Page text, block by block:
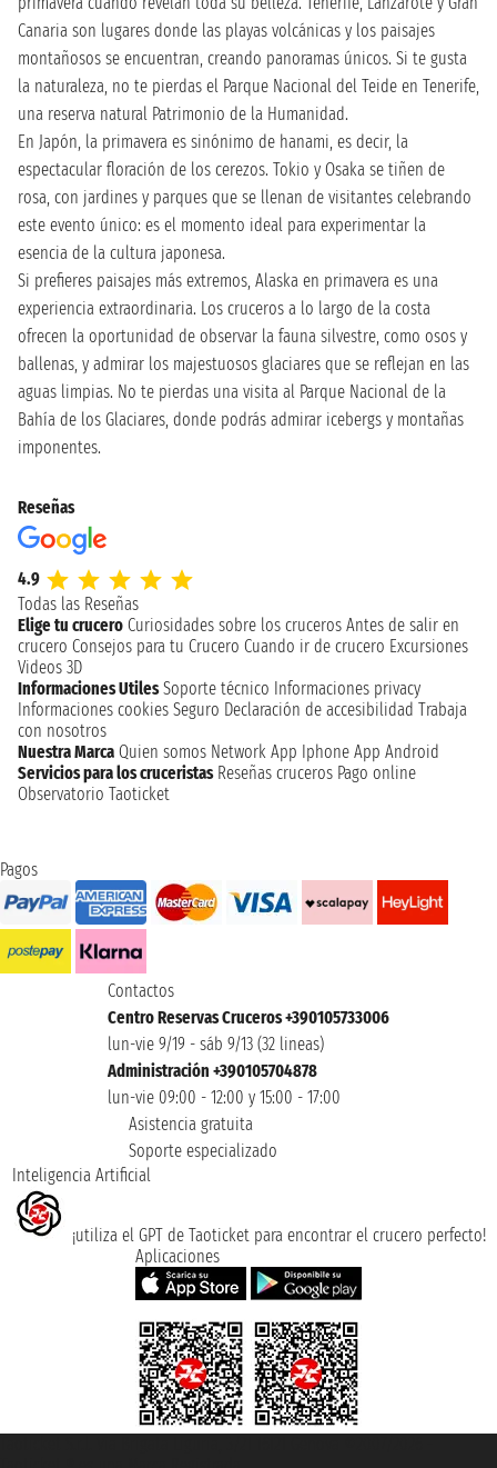
Canaria son lugares donde las playas volcánicas y los paisajes
montañosos se encuentran, creando panoramas únicos. Si te gusta
la naturaleza, no te pierdas el Parque Nacional del Teide en Tenerife,
una reserva natural Patrimonio de la Humanidad.
En Japón, la primavera es sinónimo de hanami, es decir, la
espectacular floración de los cerezos. Tokio y Osaka se tiñen de
rosa, con jardines y parques que se llenan de visitantes celebrando
este evento único: es el momento ideal para experimentar la
esencia de la cultura japonesa.
Si prefieres paisajes más extremos, Alaska en primavera es una
experiencia extraordinaria. Los cruceros a lo largo de la costa
ofrecen la oportunidad de observar la fauna silvestre, como osos y
ballenas, y admirar los majestuosos glaciares que se reflejan en las
aguas limpias. No te pierdas una visita al Parque Nacional de la
Bahía de los Glaciares, donde podrás admirar icebergs y montañas
imponentes.
Reseñas
4.9
Todas las Reseñas
Elige tu crucero Curiosidades sobre los cruceros Antes de salir en
crucero Consejos para tu Crucero Cuando ir de crucero Excursiones
Videos 3D
Informaciones Utiles Soporte técnico Informaciones privacy
Informaciones cookies Seguro Declaración de accesibilidad Trabaja
con nosotros
Nuestra Marca Quien somos Network App Iphone App Android
Servicios para los cruceristas Reseñas cruceros Pago online
Observatorio Taoticket
Pagos
Contactos
Centro Reservas Cruceros +390105733006
lun-vie 9/19 - sáb 9/13 (32 lineas)
Administración +390105704878
lun-vie 09:00 - 12:00 y 15:00 - 17:00
Asistencia gratuita
Soporte especializado
Inteligencia Artificial
¡utiliza el GPT de Taoticket para encontrar el crucero perfecto!
Aplicaciones